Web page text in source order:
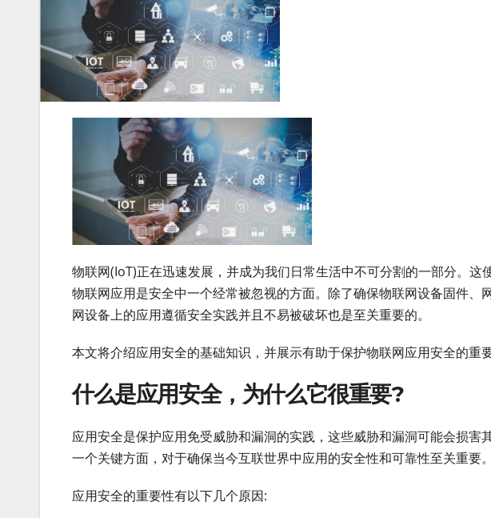
物联网(IoT)正在迅速发展，并成为我们日常生活中不可分割的一部分。这
物联网应用是安全中一个经常被忽视的方面。除了确保物联网设备固件、
网设备上的应用遵循安全实践并且不易被破坏也是至关重要的。
本文将介绍应用安全的基础知识，并展示有助于保护物联网应用安全的重要
什么是应用安全，为什么它很重要?
应用安全是保护应用免受威胁和漏洞的实践，这些威胁和漏洞可能会损害
一个关键方面，对于确保当今互联世界中应用的安全性和可靠性至关重要。
应用安全的重要性有以下几个原因: